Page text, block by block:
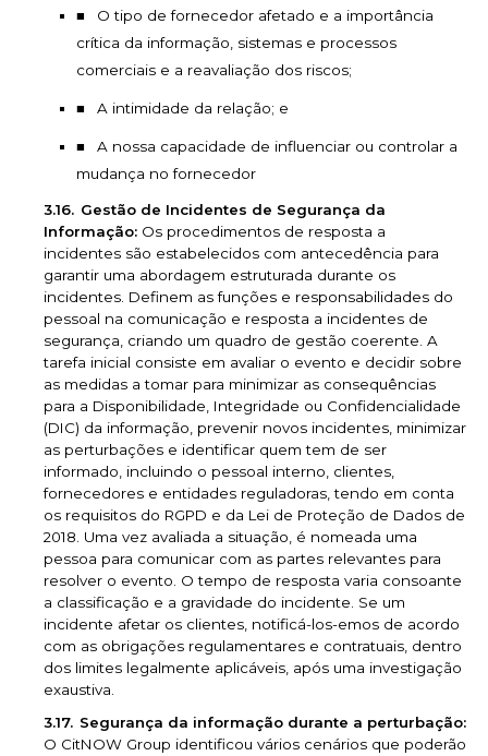
O tipo de fornecedor afetado e a importância
crítica da informação, sistemas e processos
comerciais e a reavaliação dos riscos;
A intimidade da relação; e
A nossa capacidade de influenciar ou controlar a
mudança no fornecedor
Gestão de Incidentes de Segurança da
Informação: Os procedimentos de resposta a
incidentes são estabelecidos com antecedência para
garantir uma abordagem estruturada durante os
incidentes. Definem as funções e responsabilidades do
pessoal na comunicação e resposta a incidentes de
segurança, criando um quadro de gestão coerente. A
tarefa inicial consiste em avaliar o evento e decidir sobre
as medidas a tomar para minimizar as consequências
para a Disponibilidade, Integridade ou Confidencialidade
(DIC) da informação, prevenir novos incidentes, minimizar
as perturbações e identificar quem tem de ser
informado, incluindo o pessoal interno, clientes,
fornecedores e entidades reguladoras, tendo em conta
os requisitos do RGPD e da Lei de Proteção de Dados de
2018. Uma vez avaliada a situação, é nomeada uma
pessoa para comunicar com as partes relevantes para
resolver o evento. O tempo de resposta varia consoante
a classificação e a gravidade do incidente. Se um
incidente afetar os clientes, notificá-los-emos de acordo
com as obrigações regulamentares e contratuais, dentro
dos limites legalmente aplicáveis, após uma investigação
exaustiva.
Segurança da informação durante a perturbação:
O CitNOW Group identificou vários cenários que poderão